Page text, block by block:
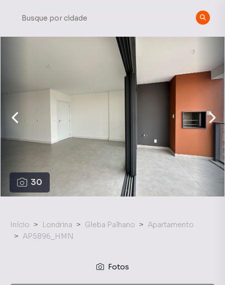
30
Início Londrina Gleba Palhano
Apartamento
AP5896_HMN
Fotos